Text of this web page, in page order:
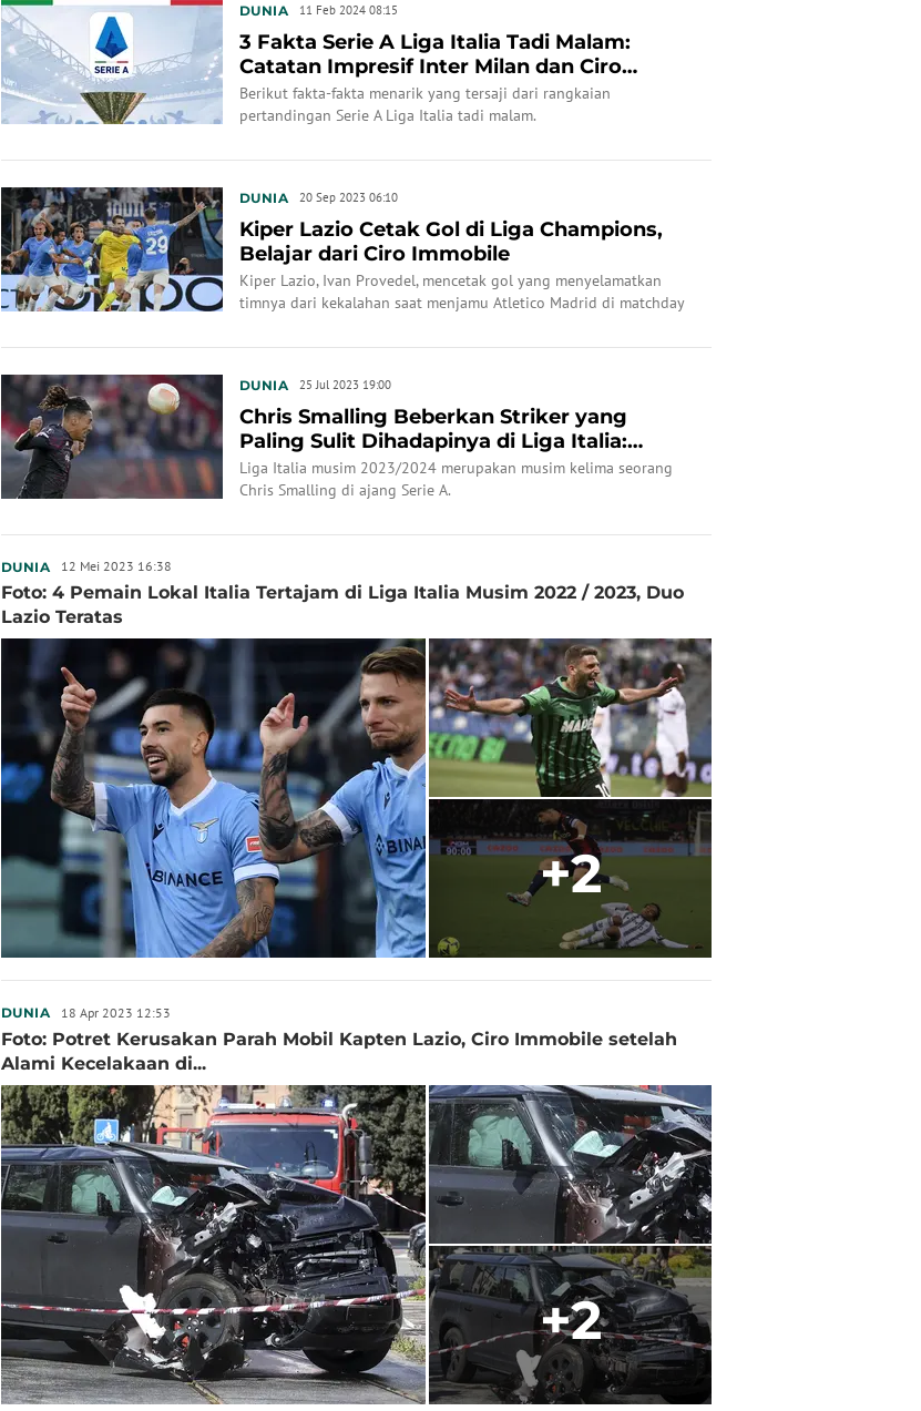
DUNIA 11 Feb 2024 08:15
3 Fakta Serie A Liga Italia Tadi Malam:
Catatan Impresif Inter Milan dan Ciro
Immobile
Berikut fakta-fakta menarik yang tersaji dari rangkaian
pertandingan Serie A Liga Italia tadi malam.
DUNIA 20 Sep 2023 06:10
Kiper Lazio Cetak Gol di Liga Champions,
Belajar dari Ciro Immobile
Kiper Lazio, Ivan Provedel, mencetak gol yang menyelamatkan
timnya dari kekalahan saat menjamu Atletico Madrid di matchday
WIB.
DUNIA 25 Jul 2023 19:00
Chris Smalling Beberkan Striker yang
Paling Sulit Dihadapinya di Liga Italia:
Dusan Vlahov...
Liga Italia musim 2023/2024 merupakan musim kelima seorang
Chris Smalling di ajang Serie A.
DUNIA 12 Mei 2023 16:38
Foto: 4 Pemain Lokal Italia Tertajam di Liga Italia Musim 2022 / 2023, Duo
Lazio Teratas
+2
DUNIA 18 Apr 2023 12:53
Foto: Potret Kerusakan Parah Mobil Kapten Lazio, Ciro Immobile setelah
Alami Kecelakaan di...
+2